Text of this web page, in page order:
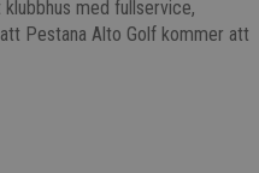
med fullservice,
Pestana Alto Golf kommer att